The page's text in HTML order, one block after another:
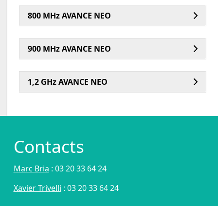
800 MHz AVANCE NEO
900 MHz AVANCE NEO
1,2 GHz AVANCE NEO
Contacts
Marc Bria : 03 20 33 64 24
Xavier Trivelli : 03 20 33 64 24